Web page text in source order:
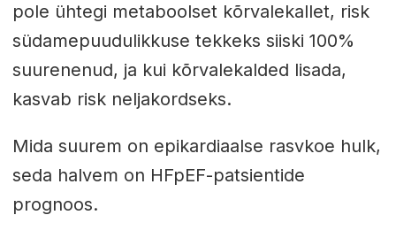
pole ühtegi metaboolset kõrvalekallet, risk
südamepuudulikkuse tekkeks siiski 100%
suurenenud, ja kui kõrvalekalded lisada,
kasvab risk neljakordseks.
Mida suurem on epikardiaalse rasvkoe hulk,
seda halvem on HFpEF-patsientide
prognoos.